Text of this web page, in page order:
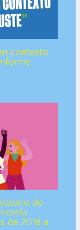
contexto
de
de 2018 a